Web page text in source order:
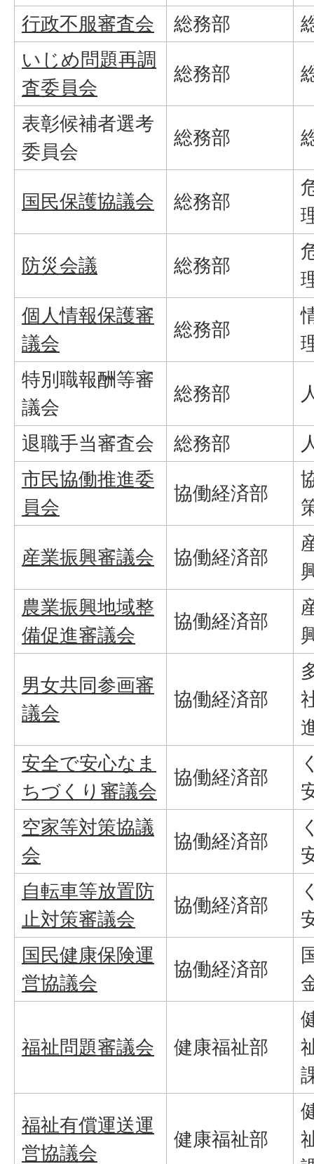
行政不服審査会 総務部
いじめ問題再調
査委員会
総務部
表彰候補者選考
委員会
総務部
国民保護協議会 総務部
防災会議 総務部
個人情報保護審
議会
総務部
特別職報酬等審
議会
総務部
退職手当審査会 総務部
市民協働推進委
員会
協働経済部
産業振興審議会 協働経済部
農業振興地域整
備促進審議会
協働経済部
男女共同参画審
議会
協働経済部
安全で安心なま
ちづくり審議会
協働経済部
空家等対策協議
会
協働経済部
自転車等放置防
止対策審議会
協働経済部
国民健康保険運
営協議会
協働経済部
福祉問題審議会 健康福祉部
福祉有償運送運
営協議会
健康福祉部